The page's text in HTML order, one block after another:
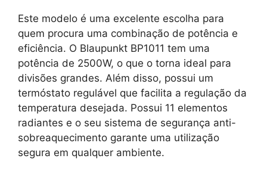
Este modelo é uma excelente escolha para
quem procura uma combinação de potência e
eficiência. O Blaupunkt BP1011 tem uma
potência de 2500W, o que o torna ideal para
divisões grandes. Além disso, possui um
termóstato regulável que facilita a regulação da
temperatura desejada. Possui 11 elementos
radiantes e o seu sistema de segurança anti-
sobreaquecimento garante uma utilização
segura em qualquer ambiente.